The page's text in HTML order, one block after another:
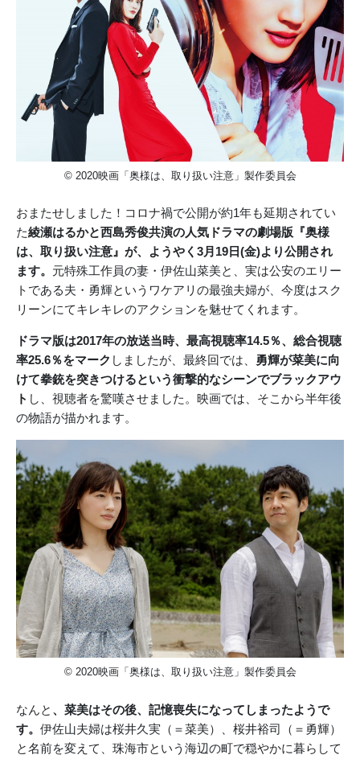
© 2020映画「奥様は、取り扱い注意」製作委員会
おまたせしました！コロナ禍で公開が約1年も延期されてい
た綾瀬はるかと西島秀俊共演の人気ドラマの劇場版『奥様
は、取り扱い注意』が、ようやく3月19日(金)より公開され
ます。 元特殊工作員の妻・伊佐山菜美と、実は公安のエリー
トである夫・勇輝というワケアリの最強夫婦が、今度はスク
リーンにてキレキレのアクションを魅せてくれます。
ドラマ版は2017年の放送当時、最高視聴率14.5％、総合視聴
率25.6％をマーク しましたが、最終回では、 勇輝が菜美に向
けて拳銃を突きつけるという衝撃的なシーンでブラックアウ
ト し、視聴者を驚嘆させました。映画では、そこから半年後
の物語が描かれます。
© 2020映画「奥様は、取り扱い注意」製作委員会
なんと 、菜美はその後、記憶喪失になってしまったようで
す。 伊佐山夫婦は桜井久実（＝菜美）、桜井裕司（＝勇輝）
と名前を変えて、珠海市という海辺の町で穏やかに暮らして